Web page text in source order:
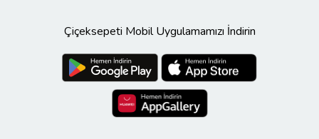
Çiçeksepeti Mobil Uygulamamızı İndirin